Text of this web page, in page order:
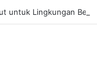
untuk Lingkungan Bersih